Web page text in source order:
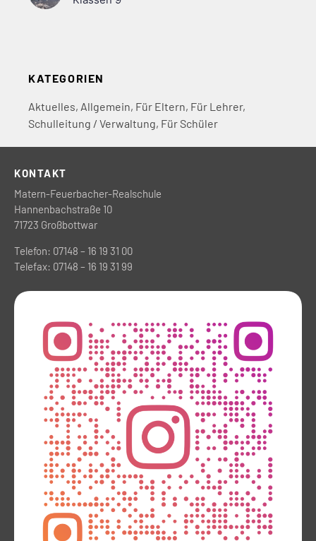
KATEGORIEN
Aktuelles, Allgemein, Für Eltern, Für Lehrer,
Schulleitung / Verwaltung, Für Schüler
KONTAKT
Matern-Feuerbacher-Realschule
Hannenbachstraße 10
71723 Großbottwar
Telefon: 07148 – 16 19 31 00
Telefax: 07148 – 16 19 31 99